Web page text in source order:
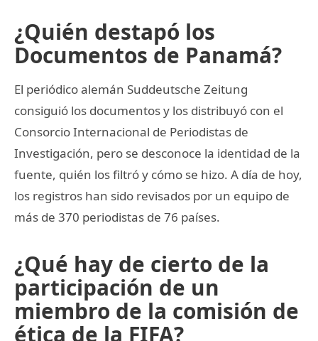
¿Quién destapó los
Documentos de Panamá?
El periódico alemán Suddeutsche Zeitung
consiguió los documentos y los distribuyó con el
Consorcio Internacional de Periodistas de
Investigación, pero se desconoce la identidad de la
fuente, quién los filtró y cómo se hizo. A día de hoy,
los registros han sido revisados por un equipo de
más de 370 periodistas de 76 países.
¿Qué hay de cierto de la
participación de un
miembro de la comisión de
ética de la FIFA?